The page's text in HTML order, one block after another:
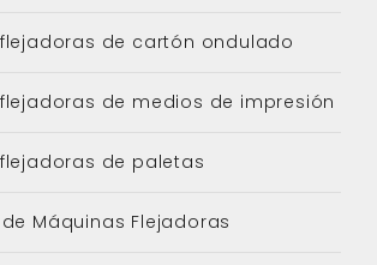
de cartón ondulado
de medios de impresión
de paletas
Máquinas Flejadoras